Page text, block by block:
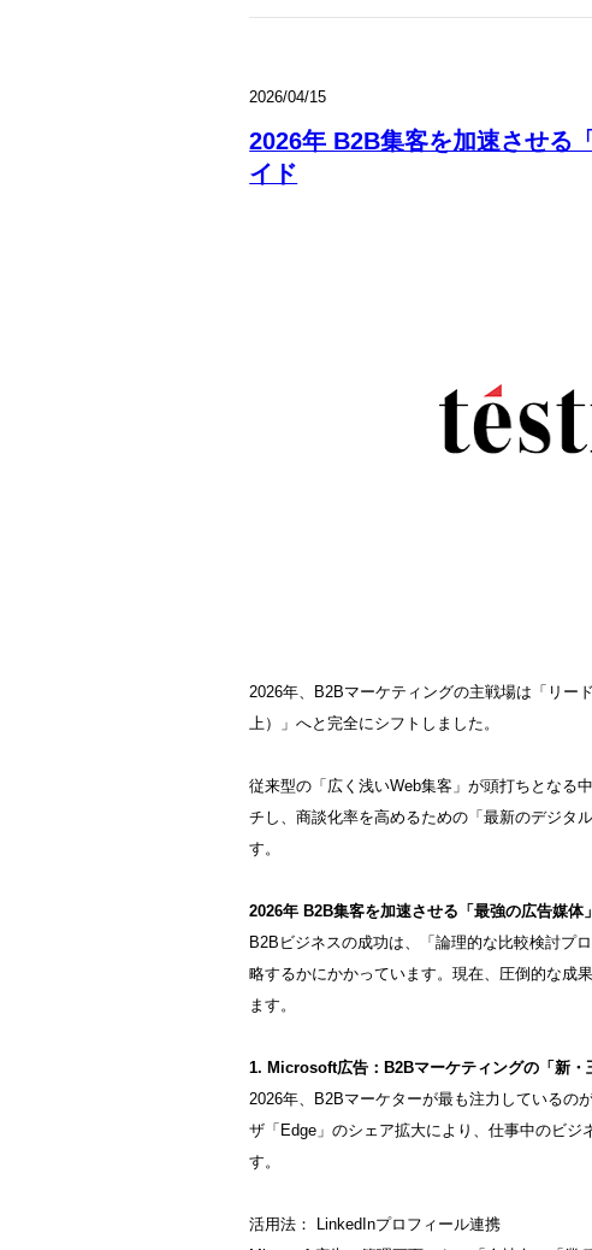
2026/04/15
2026年 B2B集客を加速させる
イド
2026年、B2Bマーケティングの主戦場は「リー
上）」へと完全にシフトしました。
従来型の「広く浅いWeb集客」が頭打ちとなる
チし、商談化率を高めるための「最新のデジタ
す。
2026年 B2B集客を加速させる「最強の広告媒体
B2Bビジネスの成功は、「論理的な比較検討プ
略するかにかかっています。現在、圧倒的な成
ます。
1. Microsoft広告：B2Bマーケティングの「新・
2026年、B2Bマーケターが最も注力しているの
ザ「Edge」のシェア拡大により、仕事中のビジ
す。
活用法： LinkedInプロフィール連携